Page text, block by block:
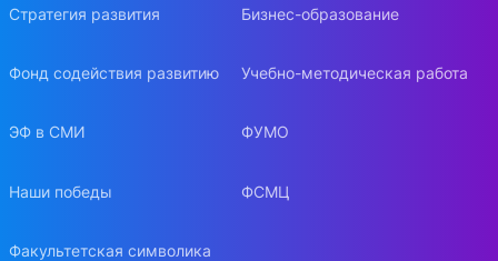
Стратегия развития
Фонд содействия развитию
ЭФ в СМИ
Наши победы
Факультетская символика
Бизнес-образование
Учебно-методическая работа
ФУМО
ФСМЦ